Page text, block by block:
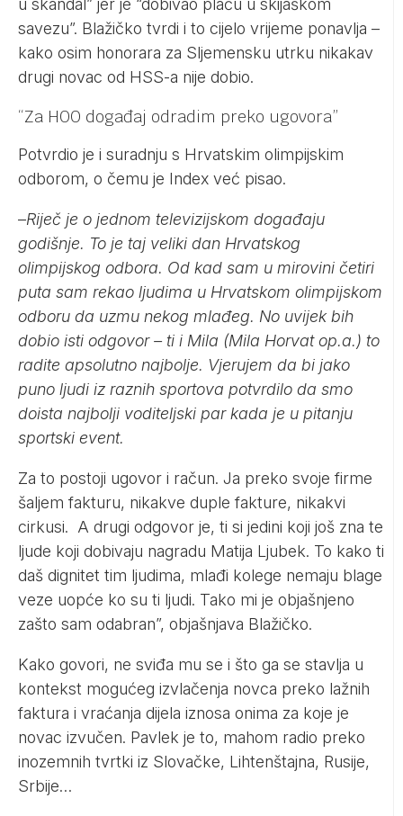
u skandal” jer je “dobivao plaću u skijaškom
savezu”. Blažičko tvrdi i to cijelo vrijeme ponavlja –
kako osim honorara za Sljemensku utrku nikakav
drugi novac od HSS-a nije dobio.
“Za HOO događaj odradim preko ugovora”
Potvrdio je i suradnju s Hrvatskim olimpijskim
odborom, o čemu je Index već pisao.
–Riječ je o jednom televizijskom događaju
godišnje. To je taj veliki dan Hrvatskog
olimpijskog odbora. Od kad sam u mirovini četiri
puta sam rekao ljudima u Hrvatskom olimpijskom
odboru da uzmu nekog mlađeg. No uvijek bih
dobio isti odgovor – ti i Mila (Mila Horvat op.a.) to
radite apsolutno najbolje. Vjerujem da bi jako
puno ljudi iz raznih sportova potvrdilo da smo
doista najbolji voditeljski par kada je u pitanju
sportski event.
Za to postoji ugovor i račun. Ja preko svoje firme
šaljem fakturu, nikakve duple fakture, nikakvi
cirkusi. A drugi odgovor je, ti si jedini koji još zna te
ljude koji dobivaju nagradu Matija Ljubek. To kako ti
daš dignitet tim ljudima, mlađi kolege nemaju blage
veze uopće ko su ti ljudi. Tako mi je objašnjeno
zašto sam odabran”, objašnjava Blažičko.
Kako govori, ne sviđa mu se i što ga se stavlja u
kontekst mogućeg izvlačenja novca preko lažnih
faktura i vraćanja dijela iznosa onima za koje je
novac izvučen. Pavlek je to, mahom radio preko
inozemnih tvrtki iz Slovačke, Lihtenštajna, Rusije,
Srbije…